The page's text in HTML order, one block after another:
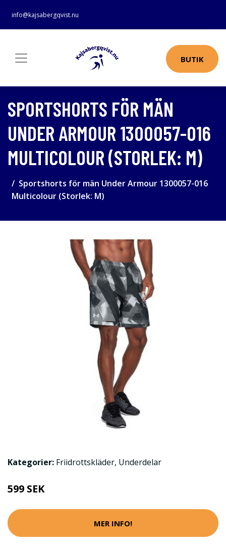
info@kajsabergqvist.nu
BUTIK
SPORTSHORTS FÖR MÄN
UNDER ARMOUR 1300057-016
MULTICOLOUR (STORLEK: M)
Sportshorts för män Under Armour 1300057-016
Multicolour (Storlek: M)
Kategorier: Friidrottskläder, Underdelar
599 SEK
MER INFO!